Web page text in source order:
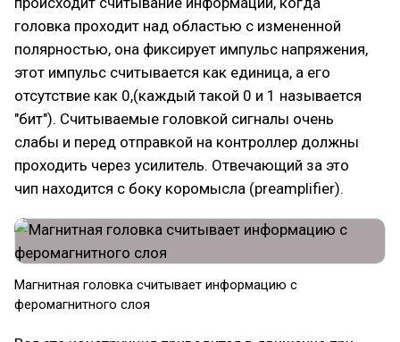
головка проходит над областью с измененной
полярностью, она фиксирует импульс напряжения,
этот импульс считывается как единица, а его
отсутствие как 0,(каждый такой 0 и 1 называется
"бит"). Считываемые головкой сигналы очень
слабы и перед отправкой на контроллер должны
проходить через усилитель. Отвечающий за это
чип находится с боку коромысла (preamplifier).
Магнитная головка считывает информацию с
феромагнитного слоя